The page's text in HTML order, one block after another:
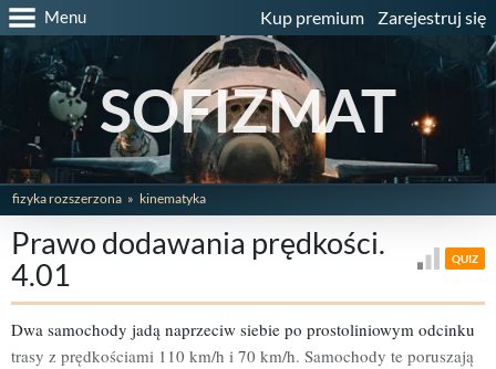
Menu Kup premium Zarejestruj się
SOFIZMAT
fizyka rozszerzona kinematyka
Prawo dodawania prędkości.
4.01
QUIZ
Dwa samochody jadą naprzeciw siebie po prostoliniowym odcinku
trasy z prędkościami 110 km/h i 70 km/h. Samochody te poruszają